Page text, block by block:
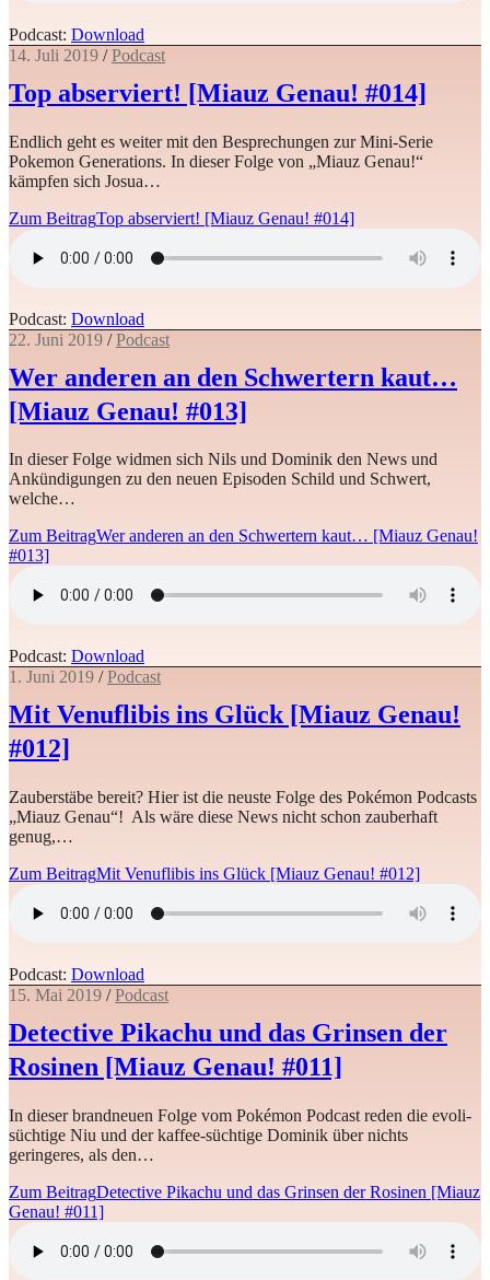
Podcast: Download
14. Juli 2019 /Podcast
Top abserviert! [Miauz Genau! #014]
Endlich geht es weiter mit den Besprechungen zur Mini-Serie
Pokemon Generations. In dieser Folge von „Miauz Genau!“
kämpfen sich Josua…
Zum BeitragTop abserviert! [Miauz Genau! #014]
Podcast: Download
22. Juni 2019 /Podcast
Wer anderen an den Schwertern kaut…
[Miauz Genau! #013]
In dieser Folge widmen sich Nils und Dominik den News und
Ankündigungen zu den neuen Episoden Schild und Schwert,
welche…
Zum BeitragWer anderen an den Schwertern kaut… [Miauz Genau!
#013]
Podcast: Download
1. Juni 2019 /Podcast
Mit Venuflibis ins Glück [Miauz Genau!
#012]
Zauberstäbe bereit? Hier ist die neuste Folge des Pokémon Podcasts
„Miauz Genau“! Als wäre diese News nicht schon zauberhaft
genug,…
Zum BeitragMit Venuflibis ins Glück [Miauz Genau! #012]
Podcast: Download
15. Mai 2019 /Podcast
Detective Pikachu und das Grinsen der
Rosinen [Miauz Genau! #011]
In dieser brandneuen Folge vom Pokémon Podcast reden die evoli-
süchtige Niu und der kaffee-süchtige Dominik über nichts
geringeres, als den…
Zum BeitragDetective Pikachu und das Grinsen der Rosinen [Miauz
Genau! #011]